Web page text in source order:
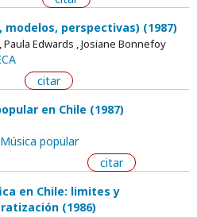
perspectivas) (1987)
Paula Edwards , Josiane Bonnefoy
citar
en Chile (1987)
Música popular
citar
en Chile: limites y
(1986)